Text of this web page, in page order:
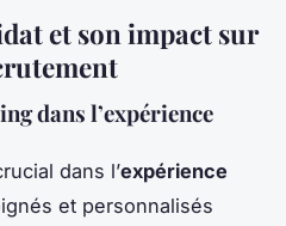
et son impact sur
dans l’expérience
dans l’expérience
et personnalisés